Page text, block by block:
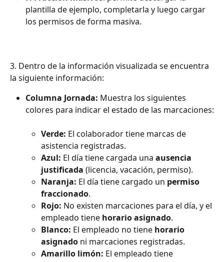
plantilla de ejemplo, completarla y luego cargar
los permisos de forma masiva.
3. Dentro de la información visualizada se encuentra
la siguiente información:
Columna Jornada: Muestra los siguientes
colores para indicar el estado de las marcaciones:
Verde: El colaborador tiene marcas de
asistencia registradas.
Azul: El día tiene cargada una ausencia
justificada (licencia, vacación, permiso).
Naranja: El día tiene cargado un permiso
fraccionado.
Rojo: No existen marcaciones para el día, y el
empleado tiene horario asignado.
Blanco: El empleado no tiene horario
asignado ni marcaciones registradas.
Amarillo limón: El empleado tiene